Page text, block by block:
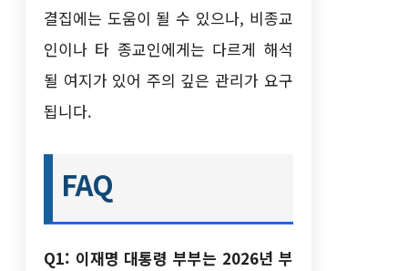
결집에는 도움이 될 수 있으나, 비종교
인이나 타 종교인에게는 다르게 해석
될 여지가 있어 주의 깊은 관리가 요구
됩니다.
FAQ
Q1: 이재명 대통령 부부는 2026년 부